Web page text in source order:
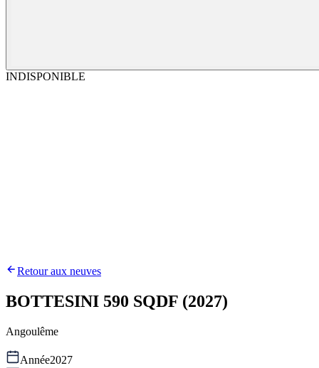
INDISPONIBLE
Retour aux neuves
BOTTESINI 590 SQDF (2027)
Angoulême
Année2027